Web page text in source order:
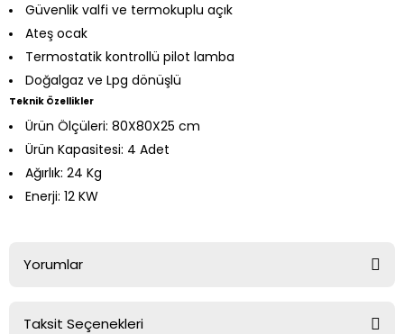
Güvenlik valfi ve termokuplu açık
Ateş ocak
Termostatik kontrollü pilot lamba
Doğalgaz ve Lpg dönüşlü
Teknik Özellikler
Ürün Ölçüleri: 80X80X25 cm
Ürün Kapasitesi: 4 Adet
Ağırlık: 24 Kg
Enerji: 12 KW
Yorumlar
Taksit Seçenekleri